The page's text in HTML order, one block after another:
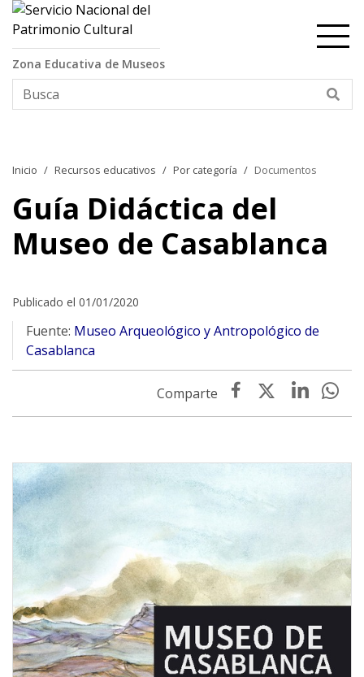
Contenido principal
Zona Educativa de Museos
Inicio Recursos educativos Por categoría Documentos
Guía Didáctica del
Museo de Casablanca
Publicado el 01/01/2020
Fuente: Museo Arqueológico y Antropológico de
Casablanca